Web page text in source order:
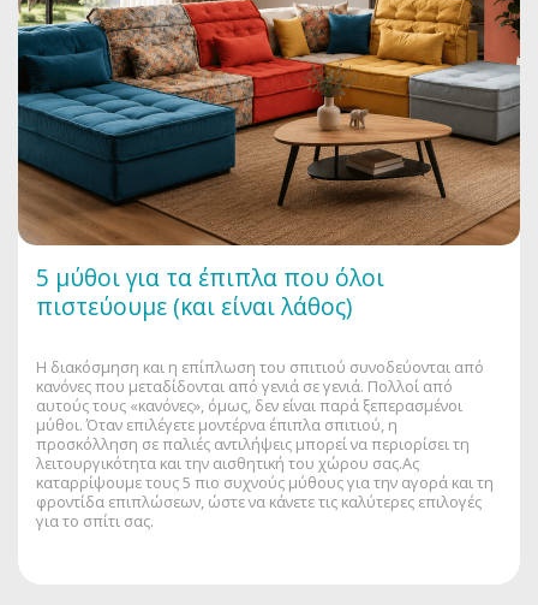
5 μύθοι για τα έπιπλα που όλοι
πιστεύουμε (και είναι λάθος)
Η διακόσμηση και η επίπλωση του σπιτιού συνοδεύονται από
κανόνες που μεταδίδονται από γενιά σε γενιά. Πολλοί από
αυτούς τους «κανόνες», όμως, δεν είναι παρά ξεπερασμένοι
μύθοι. Όταν επιλέγετε μοντέρνα έπιπλα σπιτιού, η
προσκόλληση σε παλιές αντιλήψεις μπορεί να περιορίσει τη
λειτουργικότητα και την αισθητική του χώρου σας.Ας
καταρρίψουμε τους 5 πιο συχνούς μύθους για την αγορά και τη
φροντίδα επιπλώσεων, ώστε να κάνετε τις καλύτερες επιλογές
για το σπίτι σας.